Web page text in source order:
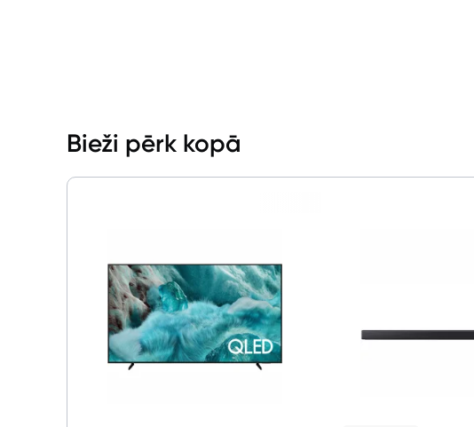
Bieži pērk kopā